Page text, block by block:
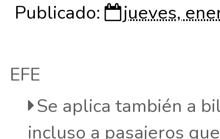
Publicado: jueves,
EFE
Se aplica también a
incluso a pasajeros